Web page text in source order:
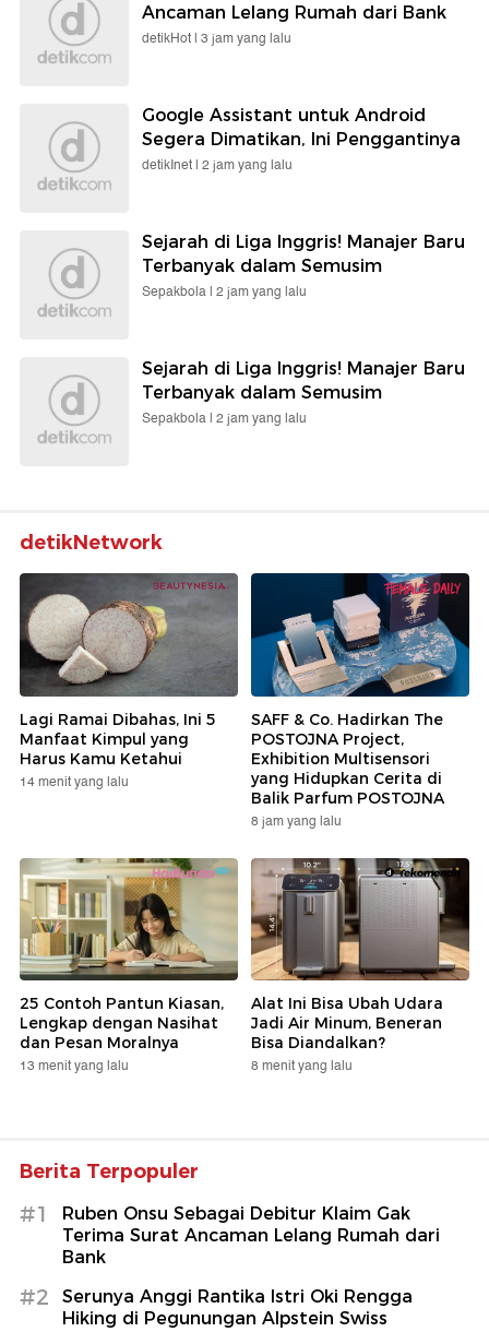
Ancaman Lelang Rumah dari Bank
detikHot | 3 jam yang lalu
Google Assistant untuk Android
Segera Dimatikan, Ini Penggantinya
detikInet | 2 jam yang lalu
Sejarah di Liga Inggris! Manajer Baru
Terbanyak dalam Semusim
Sepakbola | 2 jam yang lalu
Sejarah di Liga Inggris! Manajer Baru
Terbanyak dalam Semusim
Sepakbola | 2 jam yang lalu
detikNetwork
Lagi Ramai Dibahas, Ini 5
Manfaat Kimpul yang
Harus Kamu Ketahui
14 menit yang lalu
SAFF & Co. Hadirkan The
POSTOJNA Project,
Exhibition Multisensori
yang Hidupkan Cerita di
Balik Parfum POSTOJNA
8 jam yang lalu
25 Contoh Pantun Kiasan,
Lengkap dengan Nasihat
dan Pesan Moralnya
13 menit yang lalu
Alat Ini Bisa Ubah Udara
Jadi Air Minum, Beneran
Bisa Diandalkan?
8 menit yang lalu
Berita Terpopuler
#1
Ruben Onsu Sebagai Debitur Klaim Gak
Terima Surat Ancaman Lelang Rumah dari
Bank
#2
Serunya Anggi Rantika Istri Oki Rengga
Hiking di Pegunungan Alpstein Swiss